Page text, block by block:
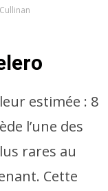
estimée : 8
l’une des
rares au
Cette